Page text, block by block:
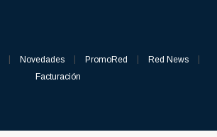
Novedades PromoRed
Red News
Facturación